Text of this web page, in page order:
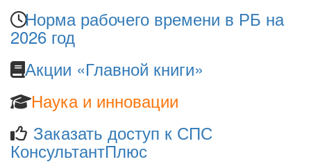
Норма рабочего времени в РБ на
2026 год
Акции «Главной книги»
Наука и инновации
Заказать доступ к СПС
КонсультантПлюс